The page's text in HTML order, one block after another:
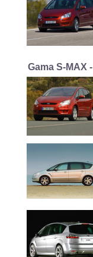
Gama S-MAX -